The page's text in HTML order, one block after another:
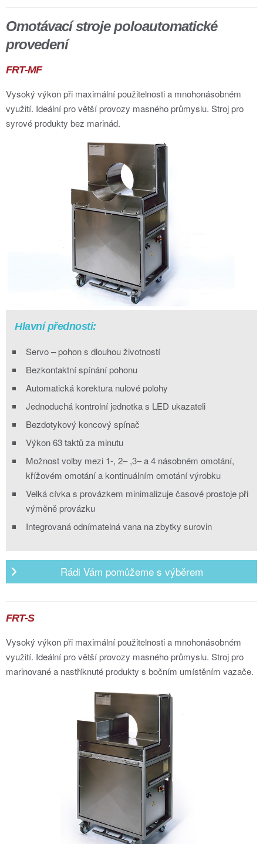
Omotávací stroje poloautomatické
provedení
FRT-MF
Vysoký výkon při maximální použitelnosti a mnohonásobném
využití. Ideální pro větší provozy masného průmyslu. Stroj pro
syrové produkty bez marinád.
Hlavní přednosti:
Servo – pohon s dlouhou životností
Bezkontaktní spínání pohonu
Automatická korektura nulové polohy
Jednoduchá kontrolní jednotka s LED ukazateli
Bezdotykový koncový spínač
Výkon 63 taktů za minutu
Možnost volby mezi 1-, 2– ,3– a 4 násobném omotání,
křížovém omotání a kontinuálním omotání výrobku
Velká cívka s provázkem minimalizuje časové prostoje při
výměně provázku
Integrovaná odnímatelná vana na zbytky surovin
Rádi Vám pomůžeme s výběrem
FRT-S
Vysoký výkon při maximální použitelnosti a mnohonásobném
využití. Ideální pro větší provozy masného průmyslu. Stroj pro
marinované a nastříknuté produkty s bočním umístěním vazače.